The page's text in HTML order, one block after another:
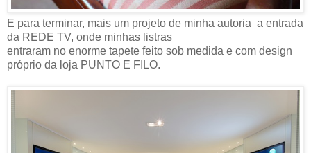
E para terminar, mais um projeto de minha autoria a entrada
da REDE TV, onde minhas listras
entraram no enorme tapete feito sob medida e com design
próprio da loja PUNTO E FILO.